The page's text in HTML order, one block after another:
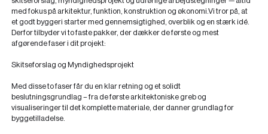
med fokus på arkitektur, funktion, konstruktion og økonomi.Vi tror på, at
et godt byggeri starter med gennemsigtighed, overblik og en stærk idé.
Derfor tilbyder vi to faste pakker, der dækker de første og mest
afgørende faser i dit projekt:
Skitseforslag og Myndighedsprojekt
Med disse to faser får du en klar retning og et solidt
beslutningsgrundlag – fra de første arkitektoniske greb og
visualiseringer til det komplette materiale, der danner grundlag for
byggetilladelse.